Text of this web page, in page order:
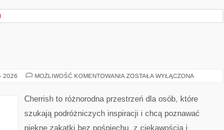
2026 MOŻLIWOŚĆ KOMENTOWANIA ROSJA
ZOSTAŁA WYŁĄCZONA
Cherrish to różnorodna przestrzeń dla osób, które
szukają podróżniczych inspiracji i chcą poznawać
piękne zakątki bez pośpiechu, z ciekawością i